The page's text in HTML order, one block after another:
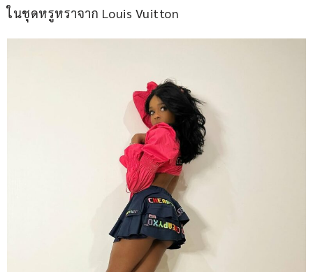
ในชุดหรูหราจาก Louis Vuitton